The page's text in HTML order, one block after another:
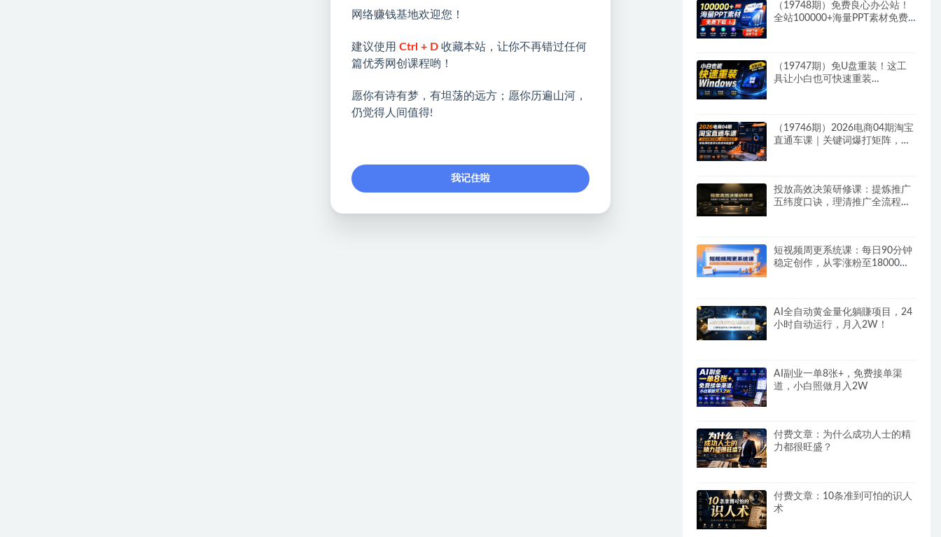
（19748期）免费良心办公站！
全站100000+海量PPT素材免费
（19747期）免U盘重装！这工
具让小白也可快速重装
（19746期）2026电商04期淘宝
直通车课｜关键词爆打矩阵，多
投放高效决策研修课：提炼推广
五纬度口诀，理清推广全流程判
短视频周更系统课：每日90分钟
稳定创作，从零涨粉至18000实
AI全自动黄金量化躺賺项目，24
小时自动运行，月入2W！
AI副业一单8张+，免费接单渠
道，小白照做月入2W
付费文章：为什么成功人士的精
力都很旺盛？
付费文章：10条准到可怕的识人
术
网络赚钱基地欢迎您！
建议使用 Ctrl + D 收藏本站，让你不再错过任何
篇优秀网创课程哟！
愿你有诗有梦，有坦荡的远方；愿你历遍山河，
仍觉得人间值得!
我记住啦